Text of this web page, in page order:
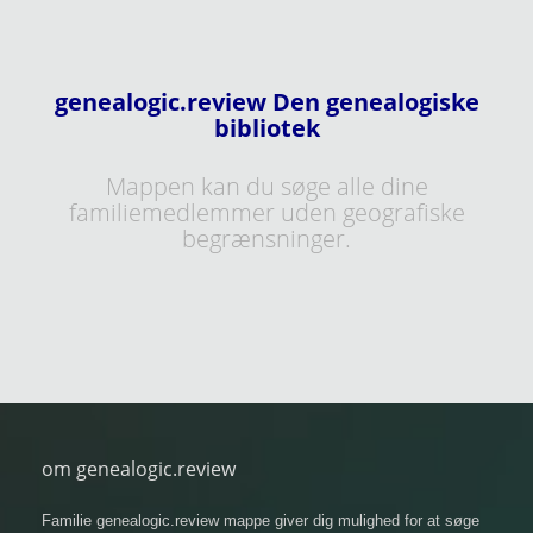
genealogic.review Den genealogiske
bibliotek
Mappen kan du søge alle dine
familiemedlemmer uden geografiske
begrænsninger.
om genealogic.review
Familie genealogic.review mappe giver dig mulighed for at søge